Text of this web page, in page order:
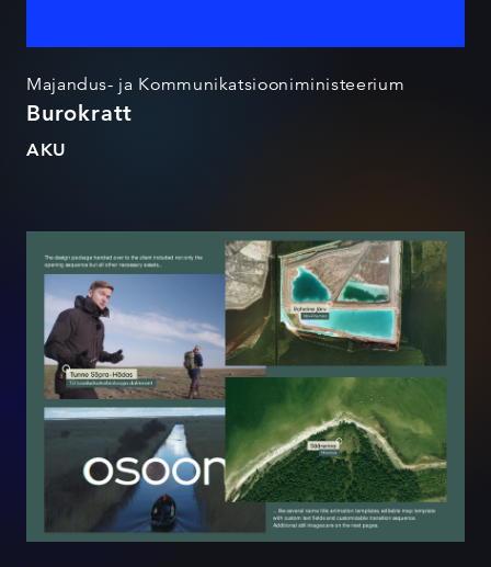
Majandus- ja Kommunikatsiooniministeerium
Burokratt
AKU
Osoon saategraafika